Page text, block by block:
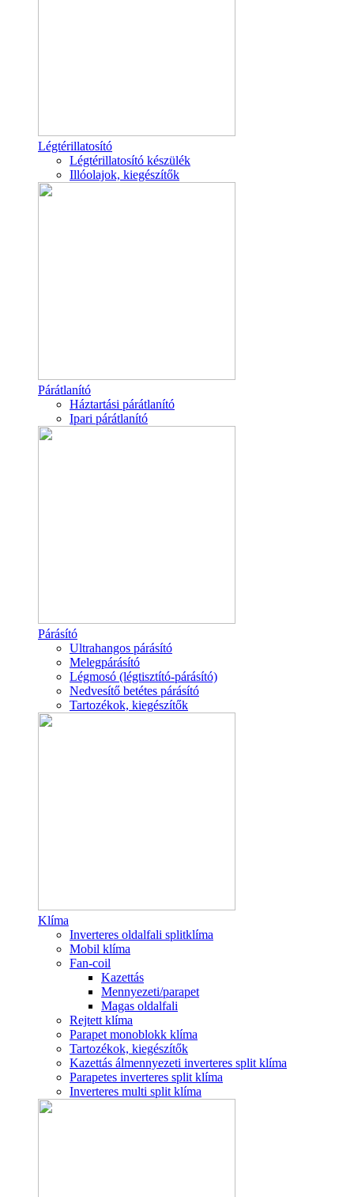
Légtérillatosító
Légtérillatosító készülék
Illóolajok, kiegészítők
Párátlanító
Háztartási párátlanító
Ipari párátlanító
Párásító
Ultrahangos párásító
Melegpárásító
Légmosó (légtisztító-párásító)
Nedvesítő betétes párásító
Tartozékok, kiegészítők
Klíma
Inverteres oldalfali splitklíma
Mobil klíma
Fan-coil
Kazettás
Mennyezeti/parapet
Magas oldalfali
Rejtett klíma
Parapet monoblokk klíma
Tartozékok, kiegészítők
Kazettás álmennyezeti inverteres split klíma
Parapetes inverteres split klíma
Inverteres multi split klíma